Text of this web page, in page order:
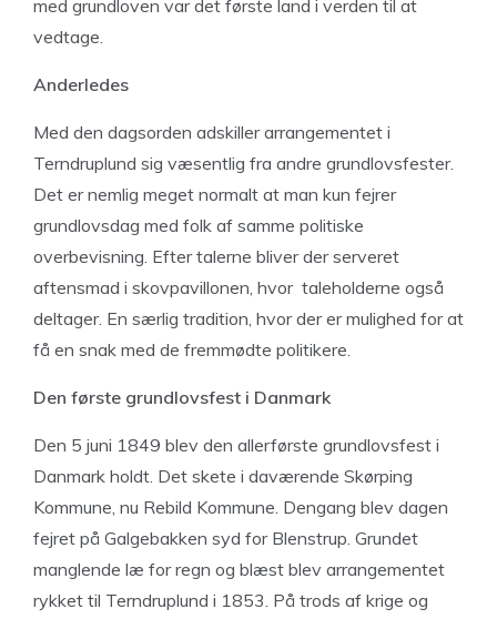
med grundloven var det første land i verden til at
vedtage.
Anderledes
Med den dagsorden adskiller arrangementet i
Terndruplund sig væsentlig fra andre grundlovsfester.
Det er nemlig meget normalt at man kun fejrer
grundlovsdag med folk af samme politiske
overbevisning. Efter talerne bliver der serveret
aftensmad i skovpavillonen, hvor taleholderne også
deltager. En særlig tradition, hvor der er mulighed for at
få en snak med de fremmødte politikere.
Den første grundlovsfest i Danmark
Den 5 juni 1849 blev den allerførste grundlovsfest i
Danmark holdt. Det skete i daværende Skørping
Kommune, nu Rebild Kommune. Dengang blev dagen
fejret på Galgebakken syd for Blenstrup. Grundet
manglende læ for regn og blæst blev arrangementet
rykket til Terndruplund i 1853. På trods af krige og